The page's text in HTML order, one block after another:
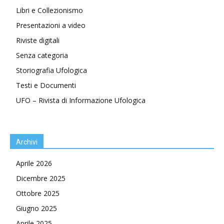
Libri e Collezionismo
Presentazioni a video
Riviste digitali
Senza categoria
Storiografia Ufologica
Testi e Documenti
UFO – Rivista di Informazione Ufologica
Archivi
Aprile 2026
Dicembre 2025
Ottobre 2025
Giugno 2025